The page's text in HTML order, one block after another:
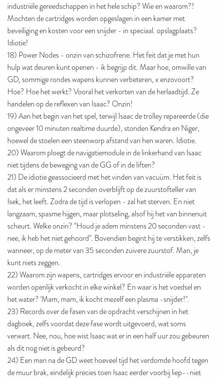
industriële gereedschappen in het hele schip? Wie en waarom?!
Mochten de cartridges worden opgeslagen in een kamer met
beveiliging en kosten voor een snijder - in speciaal. opslagplaats?
Idiotie!
18) Power Nodes - onzin van schizofrene. Het feit dat je met hun
hulp wat deuren kunt openen - ik begrijp dit. Maar hoe, omwille van
GD, sommige rondes wapens kunnen verbeteren, x enzovoort?
Hoe? Hoe het werkt? Vooral het verkorten van de herlaadtijd. Ze
handelen op de reflexen van Isaac? Onzin!
19) Aan het begin van het spel, terwijl Isaac de trolley repareerde (die
ongeveer 10 minuten realtime duurde), stonden Kendra en Niger,
hoewel de stoelen een steenworp afstand van hen waren. Idiotie.
20) Waarom ploegt de navigatiemodule in de linkerhand van Isaac
niet tijdens de beweging van de GG of in de liften?
21) De idiotie geassocieerd met het vinden van vacuüm. Het feit is
dat als er minstens 2 seconden overblijft op de zuurstofteller van
Isek, het leeft. Zodra de tijd is verlopen - zal het sterven. En niet
langzaam, spasme hijgen, maar plotseling, alsof hij het van binnenuit
scheurt. Welke onzin? "Houd je adem minstens 20 seconden vast -
nee, ik heb het niet gehoord". Bovendien begint hij te verstikken, zelfs
wanneer, op de meter van 35 seconden zuivere zuurstof. Man, je
kunt niets zeggen.
22) Waarom zijn wapens, cartridges ervoor en industriële apparaten
worden openlijk verkocht in elke winkel? En waar is het voedsel en
het water? 'Mam, mam, ik kocht mezelf een plasma -snijder!".
23) Records over de fasen van de opdracht verschijnen in het
dagboek, zelfs voordat deze fase wordt uitgevoerd, wat soms
verwart. Nee, nou, hoe wist Isaac wat er in een half uur zou gebeuren
als dit nog niet is gebeurd?
24) Een man na de GD weet hoeveel tijd het verdomde hoofd tegen
de muur brak, eindelijk precies toen Isaac eerder voorbij liep--niet